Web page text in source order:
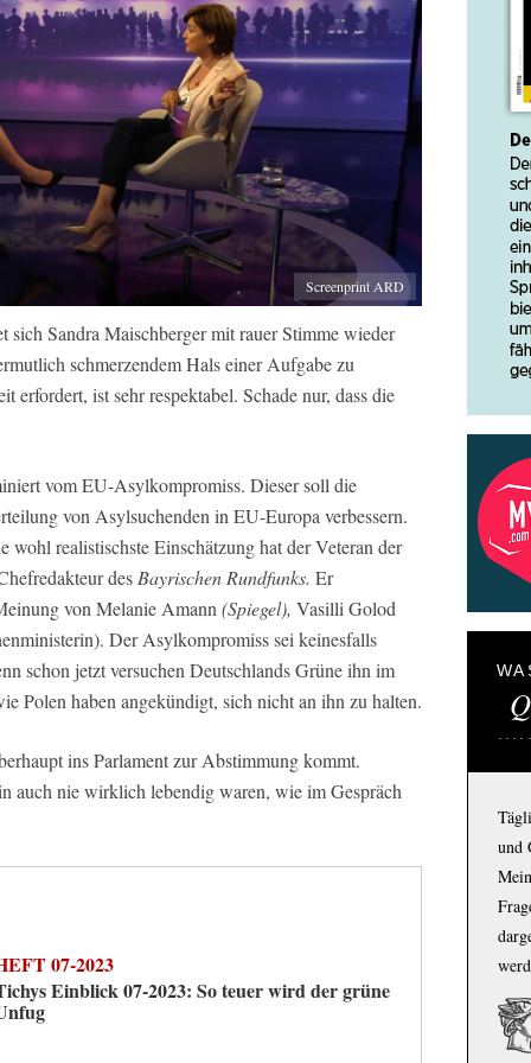
Screenprint ARD
sich Sandra Maischberger mit rauer Stimme wieder
schmerzendem Hals einer Aufgabe zu
erfordert, ist sehr respektabel. Schade nur, dass die
vom EU-Asylkompromiss. Dieser soll die
von Asylsuchenden in EU-Europa verbessern.
wohl realistischste Einschätzung hat der Veteran der
des Bayrischen Rundfunks. Er
von Melanie Amann (Spiegel), Vasilli Golod
Der Asylkompromiss sei keinesfalls
schon jetzt versuchen Deutschlands Grüne ihn im
Polen haben angekündigt, sich nicht an ihn zu halten.
ins Parlament zur Abstimmung kommt.
auch nie wirklich lebendig waren, wie im Gespräch
07-2023
Einblick 07-2023: So teuer wird der grüne
und